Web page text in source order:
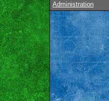
Administration